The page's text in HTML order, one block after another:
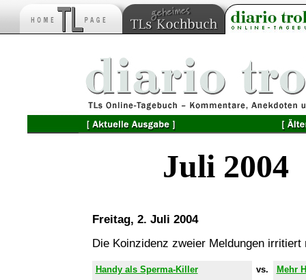
Juli 2004
Freitag, 2. Juli 2004
Die Koinzidenz zweier Meldungen irritiert
Handy als Sperma-Killer vs.
Mehr